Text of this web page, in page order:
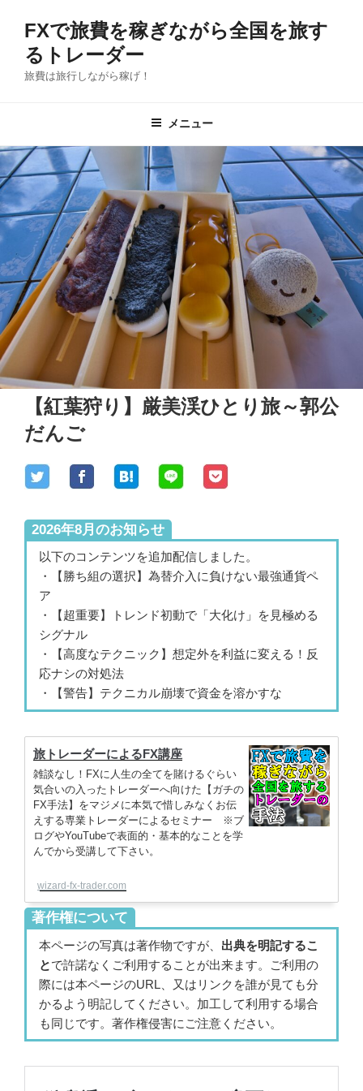
キ
ッ
プ
FXで旅費を稼ぎながら全国を旅す
るトレーダー
旅費は旅行しながら稼げ！
メニュー
【紅葉狩り】厳美渓ひとり旅～郭公
だんご
2026年8月のお知らせ
以下のコンテンツを追加配信しました。
・【勝ち組の選択】為替介入に負けない最強通貨ペ
ア
・【超重要】トレンド初動で「大化け」を見極める
シグナル
・【高度なテクニック】想定外を利益に変える！反
応ナシの対処法
・【警告】テクニカル崩壊で資金を溶かすな
旅トレーダーによるFX講座
雑談なし！FXに人生の全てを賭けるぐらい
気合いの入ったトレーダーへ向けた【ガチの
FX手法】をマジメに本気で惜しみなくお伝
えする専業トレーダーによるセミナー ※ブ
ログやYouTubeで表面的・基本的なことを学
んでから受講して下さい。
wizard-fx-trader.com
著作権について
本ページの写真は著作物ですが、 出典を明記するこ
とで許諾なくご利用することが出来ます。ご利用の
際には本ページのURL、又はリンクを誰が見ても分
かるよう明記してください。加工して利用する場合
も同じです。著作権侵害にご注意ください。